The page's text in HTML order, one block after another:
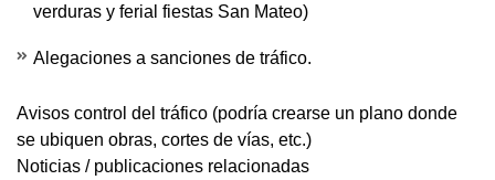
verduras y ferial fiestas San Mateo)
Alegaciones a sanciones de tráfico.
Avisos control del tráfico (podría crearse un plano donde
se ubiquen obras, cortes de vías, etc.)
Noticias / publicaciones relacionadas